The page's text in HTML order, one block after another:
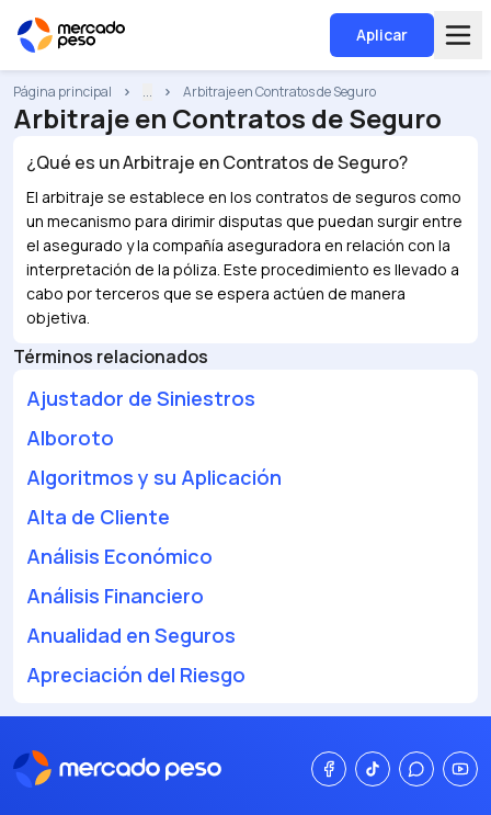
Aplicar
Página principal ... Arbitraje en Contratos de Seguro
Arbitraje en Contratos de Seguro
¿Qué es unArbitraje en Contratos de Seguro?
El arbitraje se establece en los contratos de seguros como
un mecanismo para dirimir disputas que puedan surgir entre
el asegurado y la compañía aseguradora en relación con la
interpretación de la póliza. Este procedimiento es llevado a
cabo por terceros que se espera actúen de manera
objetiva.
Términos relacionados
Ajustador de Siniestros
Alboroto
Algoritmos y su Aplicación
Alta de Cliente
Análisis Económico
Análisis Financiero
Anualidad en Seguros
Apreciación del Riesgo